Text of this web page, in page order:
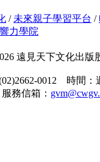
/未來親子學習平台 /
力學院
遠見天下文化出
0012 時間：
務信箱：